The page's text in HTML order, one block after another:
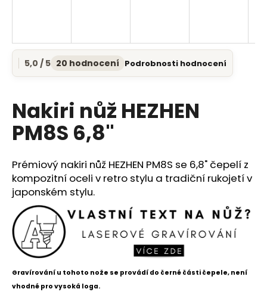
Průměrné
hodnocení
je
5,0
z
5
5,0 / 5 20 hodnocení Podrobnosti hodnocení
Nakiri nůž HEZHEN
PM8S 6,8"
Prémiový nakiri nůž HEZHEN PM8S se 6,8" čepelí z
kompozitní oceli v retro stylu a tradiční rukojetí v
japonském stylu.
Gravírování u tohoto nože se provádí do černé části čepele, není
vhodné pro vysoká loga.
í
?
D
o
p
o
r
u
č
u